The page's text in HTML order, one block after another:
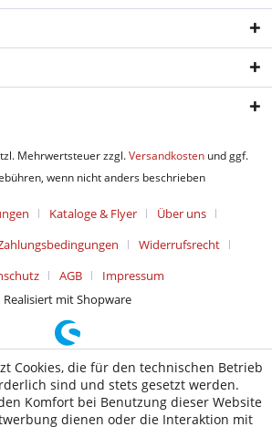
Mehrwertsteuer zzgl.Versandkosten und ggf.
wenn nicht anders beschrieben
Kataloge & Flyer
Über uns
Widerrufsrecht
AGB
Impressum
Realisiert mit Shopware
Cookies, die für den technischen Betrieb
sind und stets gesetzt werden.
Komfort bei Benutzung dieser Website
dienen oder die Interaktion mit